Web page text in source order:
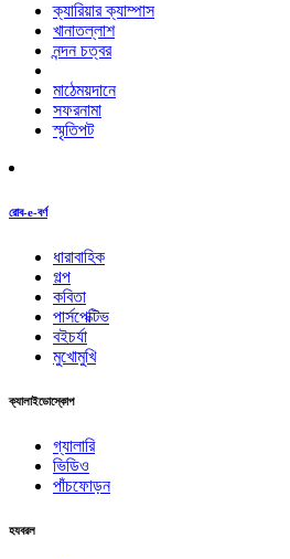
ক্যারিয়ার ক্যাম্পাস
খানাতল্লাশ
নন্দন চত্বর
মাঠেময়দানে
সফরনামা
স্মৃতিপট
রোব-e-বর্ণ
ধারাবাহিক
গল্প
কবিতা
পার্সপেক্টিভ
বইচর্যা
মুখোমুখি
ক্যালাইডোস্কোপ
গ্যালারি
ভিডিও
পাঁচফোড়ন
হযবরল